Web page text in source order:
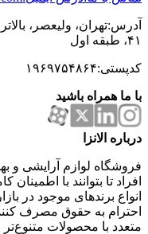
آدرس:تهران، ولیعصر،
۴۱، طبقه اول
کدپستی:۱۹۶۹۷۵۴۸۶۴
با ما همراه باشید
درباره الانزا
فروشگاه لوازم آرایشی و
افراد تا بتوانند با
انواع برندهای موجود در
احترام به حقوق مصرف
متعدد با محصولات